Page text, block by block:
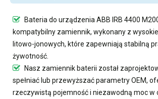
Bateria do urządzenia ABB IRB 4400
kompatybilny zamiennik, wykonany z
litowo-jonowych, które zapewniają stabilną
żywotność.
Nasz zamiennik baterii został
spełniać lub przewyższać parametry OEM,
rzeczywistą pojemność i niezawodną moc w